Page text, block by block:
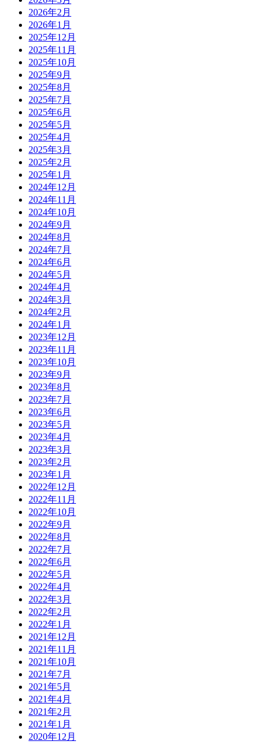
2026年2月
2026年1月
2025年12月
2025年11月
2025年10月
2025年9月
2025年8月
2025年7月
2025年6月
2025年5月
2025年4月
2025年3月
2025年2月
2025年1月
2024年12月
2024年11月
2024年10月
2024年9月
2024年8月
2024年7月
2024年6月
2024年5月
2024年4月
2024年3月
2024年2月
2024年1月
2023年12月
2023年11月
2023年10月
2023年9月
2023年8月
2023年7月
2023年6月
2023年5月
2023年4月
2023年3月
2023年2月
2023年1月
2022年12月
2022年11月
2022年10月
2022年9月
2022年8月
2022年7月
2022年6月
2022年5月
2022年4月
2022年3月
2022年2月
2022年1月
2021年12月
2021年11月
2021年10月
2021年7月
2021年5月
2021年4月
2021年2月
2021年1月
2020年12月